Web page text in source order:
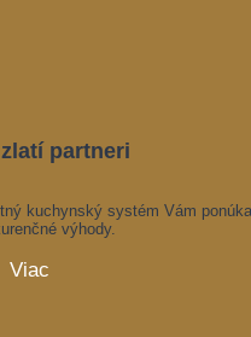
partneri
kuchynský systém Vám ponúka
výhody.
Viac